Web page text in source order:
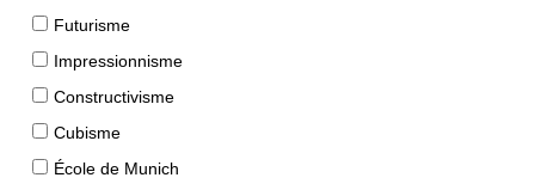
Futurisme
Impressionnisme
Constructivisme
Cubisme
École de Munich